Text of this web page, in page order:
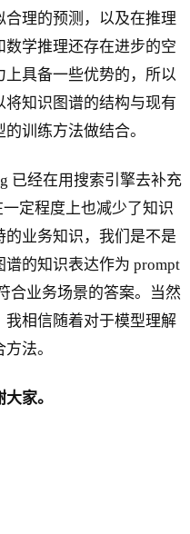
理的预测，以及在推理
学推理还存在进步的空
具备一些优势的，所以
知识图谱的结构与现有
训练方法做结合。
已经在用搜索引擎去补充
一定程度上也减少了知识
业务知识，我们是不是
的知识表达作为 prompt
合业务场景的答案。当然
相信随着对于模型理解
法。
家。